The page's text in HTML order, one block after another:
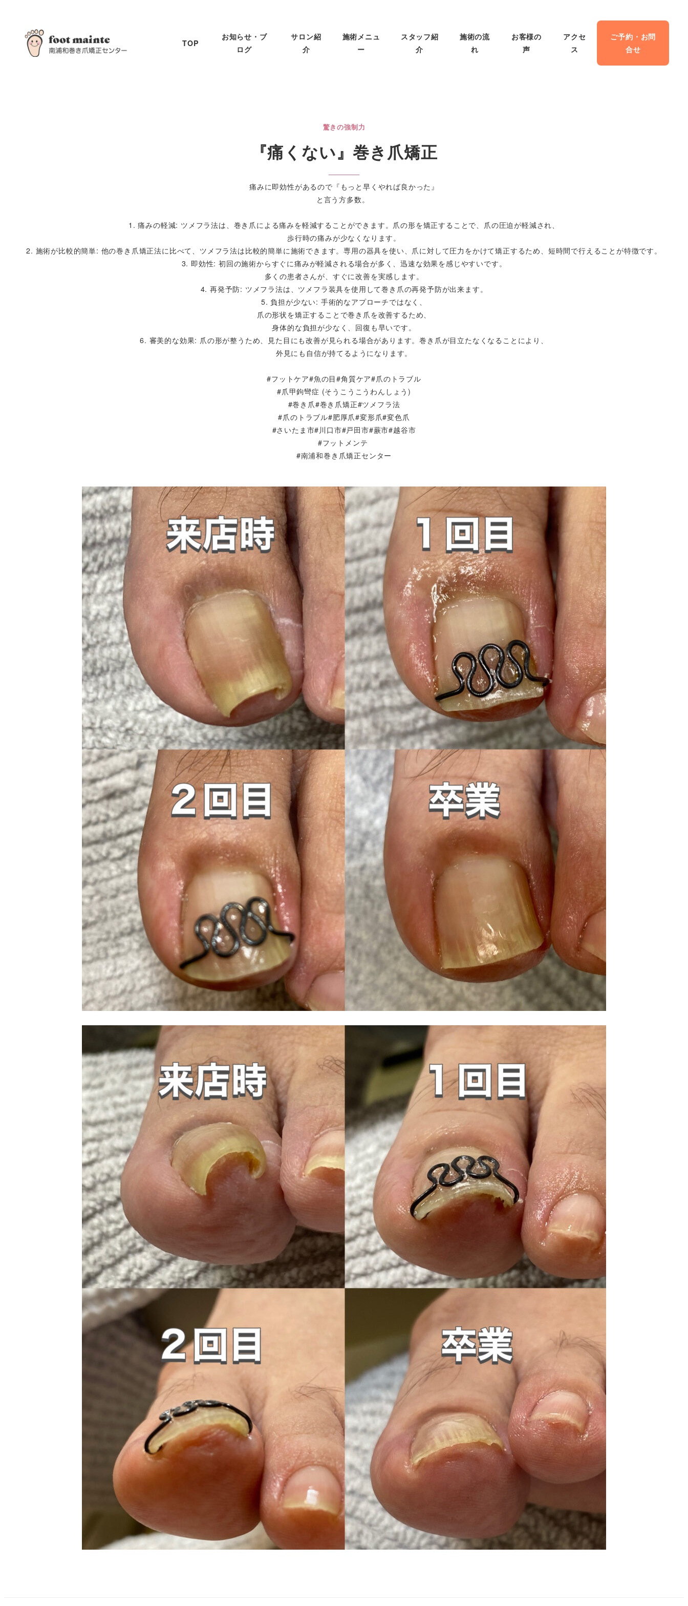
TOP
お知らせ・ブ
ログ
サロン紹
介
施術メニュ
ー
スタッフ紹
介
施術の流
れ
お客様の
声
アクセ
ス
ご予約・お問
合せ
驚きの強制力
『痛くない』巻き爪矯正
痛みに即効性があるので『もっと早くやれば良かった』
と言う方多数。
1. 痛みの軽減: ツメフラ法は、巻き爪による痛みを軽減することができます。爪の形を矯正することで、爪の圧迫が軽減され、
歩行時の痛みが少なくなります。
2. 施術が比較的簡単: 他の巻き爪矯正法に比べて、ツメフラ法は比較的簡単に施術できます。専用の器具を使い、爪に対して圧力をかけて矯正するため、短時間で行えることが特徴です。
3. 即効性: 初回の施術からすぐに痛みが軽減される場合が多く、迅速な効果を感じやすいです。
多くの患者さんが、すぐに改善を実感します。
4. 再発予防: ツメフラ法は、ツメフラ装具を使用して巻き爪の再発予防が出来ます。
5. 負担が少ない: 手術的なアプローチではなく、
爪の形状を矯正することで巻き爪を改善するため、
身体的な負担が少なく、回復も早いです。
6. 審美的な効果: 爪の形が整うため、見た目にも改善が見られる場合があります。巻き爪が目立たなくなることにより、
外見にも自信が持てるようになります。
#フットケア#魚の目#角質ケア#爪のトラブル
#爪甲鉤彎症 (そうこうこうわんしょう)
#巻き爪#巻き爪矯正#ツメフラ法
#爪のトラブル#肥厚爪#変形爪#変色爪
#さいたま市#川口市#戸田市#蕨市#越谷市
#フットメンテ
#南浦和巻き爪矯正センター